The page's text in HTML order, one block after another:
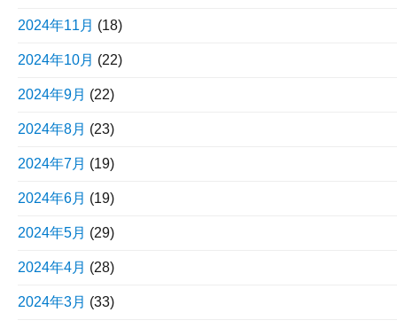
2024年11月 (18)
2024年10月 (22)
2024年9月 (22)
2024年8月 (23)
2024年7月 (19)
2024年6月 (19)
2024年5月 (29)
2024年4月 (28)
2024年3月 (33)